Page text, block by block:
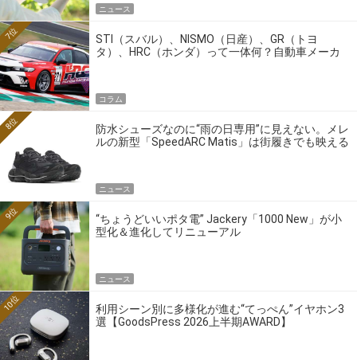
ニュース
STI（スバル）、NISMO（日産）、GR（トヨ
タ）、HRC（ホンダ）って一体何？自動車メーカ
7位
コラム
防水シューズなのに“雨の日専用”に見えない。メレ
ルの新型「SpeedARC Matis」は街履きでも映える
8位
ニュース
“ちょうどいいポタ電” Jackery「1000 New」が小
型化＆進化してリニューアル
9位
ニュース
利用シーン別に多様化が進む“てっぺん”イヤホン3
選【GoodsPress 2026上半期AWARD】
10位